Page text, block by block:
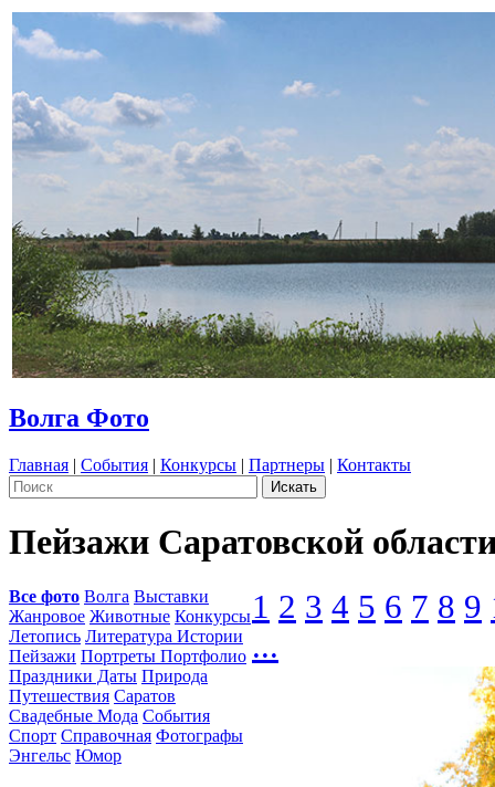
Волга Фото
Главная | События | Конкурсы | Партнеры | Контакты
Пейзажи Саратовской
Все фото Волга Выставки
Жанровое Животные Конкурсы
Летопись Литература Истории
Пейзажи Портреты Портфолио
Праздники Даты Природа
Путешествия Саратов
Свадебные Мода События
Спорт Справочная Фотографы
Энгельс Юмор
1 2 3 4 5 6 7 8 9
...